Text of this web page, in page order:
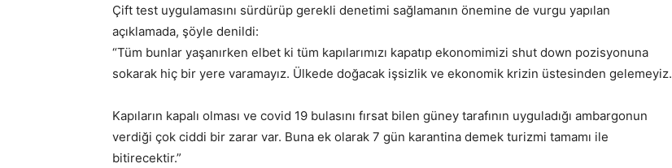
Çift test uygulamasını sürdürüp gerekli denetimi sağlamanın önemine de vurgu yapılan
açıklamada, şöyle denildi:
“Tüm bunlar yaşanırken elbet ki tüm kapılarımızı kapatıp ekonomimizi shut down pozisyonuna
sokarak hiç bir yere varamayız. Ülkede doğacak işsizlik ve ekonomik krizin üstesinden gelemeyiz.
Kapıların kapalı olması ve covid 19 bulasını fırsat bilen güney tarafının uyguladığı ambargonun
verdiği çok ciddi bir zarar var. Buna ek olarak 7 gün karantina demek turizmi tamamı ile
bitirecektir.”